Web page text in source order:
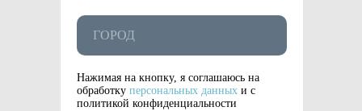
Нажимая на кнопку, я соглашаюсь на
обработку персональных данных и с
политикой конфиденциальности